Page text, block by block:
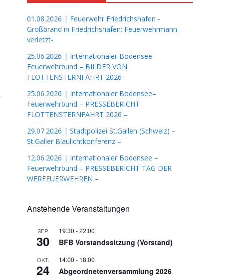
01.08.2026 | Feuerwehr Friedrichshafen -
Großbrand in Friedrichshafen: Feuerwehrmann
verletzt-
25.06.2026 | Internationaler Bodensee-
Feuerwehrbund – BILDER VON
FLOTTENSTERNFAHRT 2026 –
25.06.2026 | Internationaler Bodensee–
Feuerwehrbund – PRESSEBERICHT
FLOTTENSTERNFAHRT 2026 –
29.07.2026 | Stadtpolizei St.Gallen (Schweiz) –
St.Galler Blaulichtkonferenz –
12.06.2026 | Internationaler Bodensee –
Feuerwehrbund – PRESSEBERICHT TAG DER
WERFEUERWEHREN –
Anstehende Veranstaltungen
SEP.
30
19:30 -22:00
BFB Vorstandssitzung (Vorstand)
OKT.
24
14:00 - 18:00
Abgeordnetenversammlung 2026